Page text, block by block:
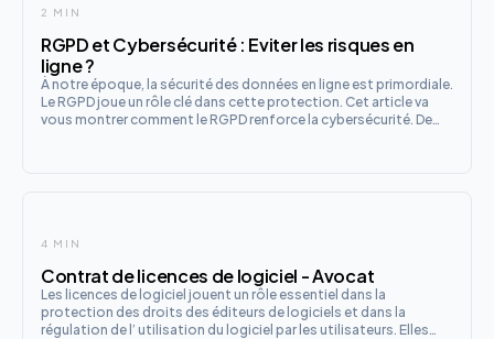
2 MIN
RGPD et Cybersécurité : Eviter les risques en
ligne ?
À notre époque, la sécurité des données en ligne est primordiale.
Le RGPD joue un rôle clé dans cette protection. Cet article va
vous montrer comment le RGPD renforce la cybersécurité. De
4 MIN
Contrat de licences de logiciel - Avocat
Les licences de logiciel jouent un rôle essentiel dans la
protection des droits des éditeurs de logiciels et dans la
régulation de l’ utilisation du logiciel par les utilisateurs. Elles